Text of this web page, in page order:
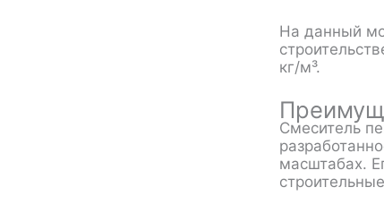
На данный
кг/м³.
Смеситель
масштабах.